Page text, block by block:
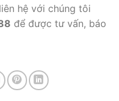
hệ với chúng tôi
để được tư vấn, báo